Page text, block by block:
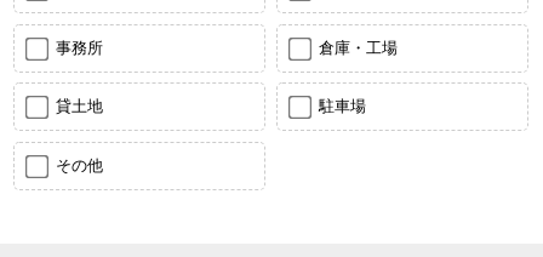
事務所 倉庫・工場
貸土地 駐車場
その他